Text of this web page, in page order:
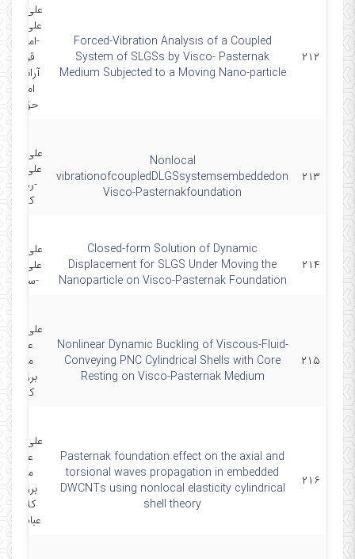
۲۱۲
Forced-Vibration Analysis of a Coupled
System of SLGSs by Visco- Pasternak
Medium Subjected to a Moving Nano-particle
علی
علی
-
قربان
آرانی-
امیر-
حق
۲۱۳
Nonlocal
vibrationofcoupledDLGSsystemsembeddedon
Visco-Pasternakfoundation
علی
علی
-رهی-
کلاه
۲۱۴
Closed-form Solution of Dynamic
Displacement for SLGS Under Moving the
Nanoparticle on Visco-Pasternak Foundation
علی
علی
-سعید
۲۱۵
Nonlinear Dynamic Buckling of Viscous-Fluid-
Conveying PNC Cylindrical Shells with Core
Resting on Visco-Pasternak Medium
علی
علی
برزکی-
کلاه
۲۱۶
Pasternak foundation effect on the axial and
torsional waves propagation in embedded
DWCNTs using nonlocal elasticity cylindrical
shell theory
علی
علی
برزکی-
کلاه
عباس